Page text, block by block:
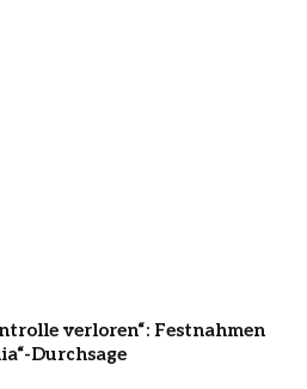
verloren“: Festnahmen
Durchsage